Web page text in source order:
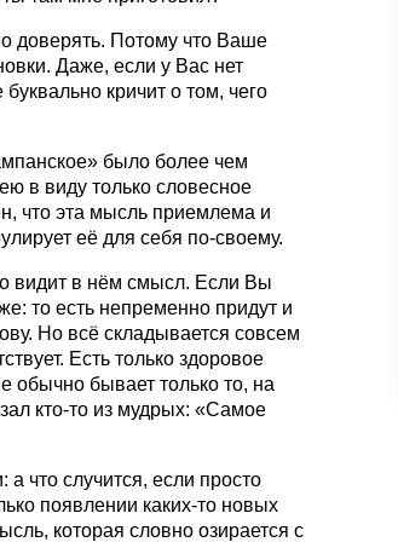
доверять. Потому что Ваше
Даже, если у Вас нет
кричит о том, чего
было более чем
в виду только словесное
что эта мысль приемлема и
её для себя по-своему.
видит в нём смысл. Если Вы
то есть непременно придут и
Но всё складывается совсем
Есть только здоровое
обычно бывает только то, на
кто-то из мудрых: «Самое
что случится, если просто
появлении каких-то новых
которая словно озирается с